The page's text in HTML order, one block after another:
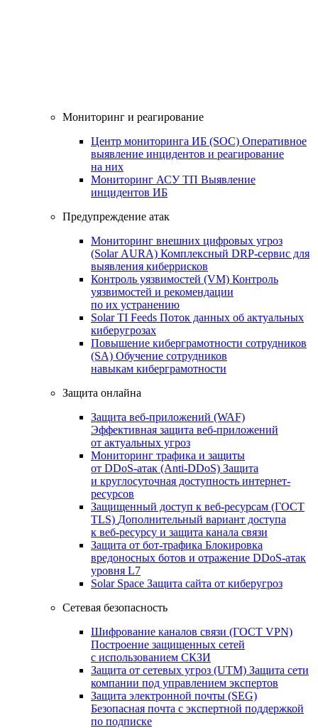
Мониторинг и реагирование
Центр мониторинга ИБ (SOC) Оперативное
выявление инцидентов и реагирование
на них
Мониторинг АСУ ТП Выявление
инцидентов ИБ
Предупреждение атак
Мониторинг внешних цифровых угроз
(Solar AURA) Комплексный DRP-сервис для
выявления киберрисков
Контроль уязвимостей (VM) Контроль
уязвимостей и рекомендации
по их устранению
Solar TI Feeds Поток данных об актуальных
киберугрозах
Повышение киберграмотности сотрудников
(SA) Обучение сотрудников
навыкам киберграмотности
Защита онлайна
Защита веб-приложений (WAF)
Эффективная защита веб-приложений
от актуальных угроз
Мониторинг трафика и защиты
от DDoS‑атак (Anti‑DDoS) Защита
и круглосуточная доступность интернет-
ресурсов
Защищенный доступ к веб-ресурсам (ГОСТ
TLS) Дополнительный вариант доступа
к веб‑ресурсу и защита канала связи
Защита от бот‑трафика Блокировка
вредоносных ботов и отражение DDoS‑атак
уровня L7
Solar Space Защита сайта от киберугроз
Сетевая безопасность
Шифрование каналов связи (ГОСТ VPN)
Построение защищенных сетей
с использованием СКЗИ
Защита от сетевых угроз (UTM) Защита сети
компании под управлением экспертов
Защита электронной почты (SEG)
Безопасная почта с экспертной поддержкой
по подписке